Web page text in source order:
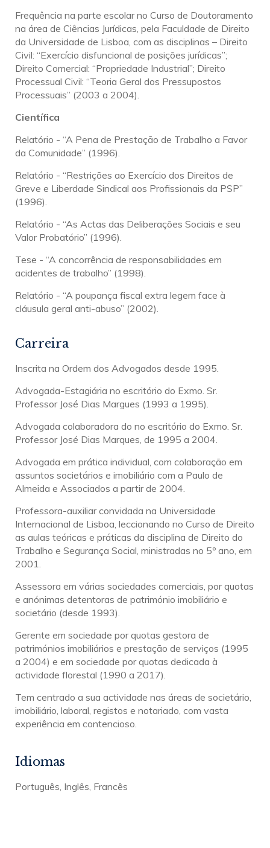
Frequência na parte escolar no Curso de Doutoramento
na área de Ciências Jurídicas, pela Faculdade de Direito
da Universidade de Lisboa, com as disciplinas – Direito
Civil: “Exercício disfuncional de posições jurídicas”;
Direito Comercial: “Propriedade Industrial”; Direito
Processual Civil: “Teoria Geral dos Pressupostos
Processuais” (2003 a 2004).
Científica
Relatório - “A Pena de Prestação de Trabalho a Favor
da Comunidade” (1996).
Relatório - “Restrições ao Exercício dos Direitos de
Greve e Liberdade Sindical aos Profissionais da PSP”
(1996).
Relatório - “As Actas das Deliberações Sociais e seu
Valor Probatório” (1996).
Tese - “A concorrência de responsabilidades em
acidentes de trabalho” (1998).
Relatório - “A poupança fiscal extra legem face à
cláusula geral anti-abuso” (2002).
Carreira
Inscrita na Ordem dos Advogados desde 1995.
Advogada-Estagiária no escritório do Exmo. Sr.
Professor José Dias Margues (1993 a 1995).
Advogada colaboradora do no escritório do Exmo. Sr.
Professor José Dias Marques, de 1995 a 2004.
Advogada em prática individual, com colaboração em
assuntos societários e imobiliário com a Paulo de
Almeida e Associados a partir de 2004.
Professora-auxiliar convidada na Universidade
Internacional de Lisboa, leccionando no Curso de Direito
as aulas teóricas e práticas da disciplina de Direito do
Trabalho e Segurança Social, ministradas no 5º ano, em
2001.
Assessora em várias sociedades comerciais, por quotas
e anónimas detentoras de património imobiliário e
societário (desde 1993).
Gerente em sociedade por quotas gestora de
patrimónios imobiliários e prestação de serviços (1995
a 2004) e em sociedade por quotas dedicada à
actividade florestal (1990 a 2017).
Tem centrado a sua actividade nas áreas de societário,
imobiliário, laboral, registos e notariado, com vasta
experiência em contencioso.
Idiomas
Português, Inglês, Francês